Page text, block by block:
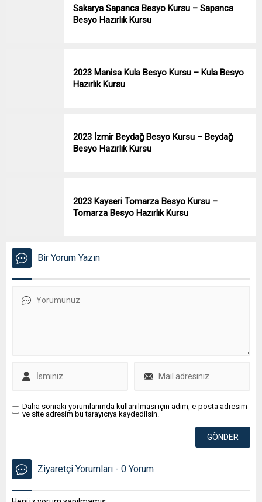
Sakarya Sapanca Besyo Kursu – Sapanca
Besyo Hazırlık Kursu
2023 Manisa Kula Besyo Kursu – Kula Besyo
Hazırlık Kursu
2023 İzmir Beydağ Besyo Kursu – Beydağ
Besyo Hazırlık Kursu
2023 Kayseri Tomarza Besyo Kursu –
Tomarza Besyo Hazırlık Kursu
Bir Yorum Yazın
Daha sonraki yorumlarımda kullanılması için adım, e-posta adresim
ve site adresim bu tarayıcıya kaydedilsin.
Ziyaretçi Yorumları - 0 Yorum